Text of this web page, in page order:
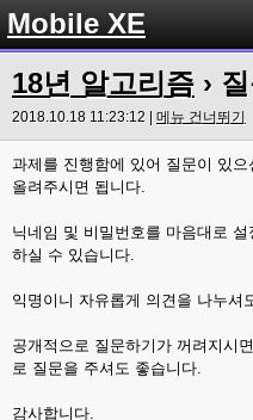
Mobile XE
18년 알고리즘 ›
2018.10.18 11:23:12 | 메뉴 건너뛰기
과제를 진행함에 있어 질문이 있
올려주시면 됩니다.
닉네임 및 비밀번호를 마음대로
하실 수 있습니다.
익명이니 자유롭게 의견을 나누셔
공개적으로 질문하기가 꺼려지시
로 질문을 주셔도 좋습니다.
감사합니다.